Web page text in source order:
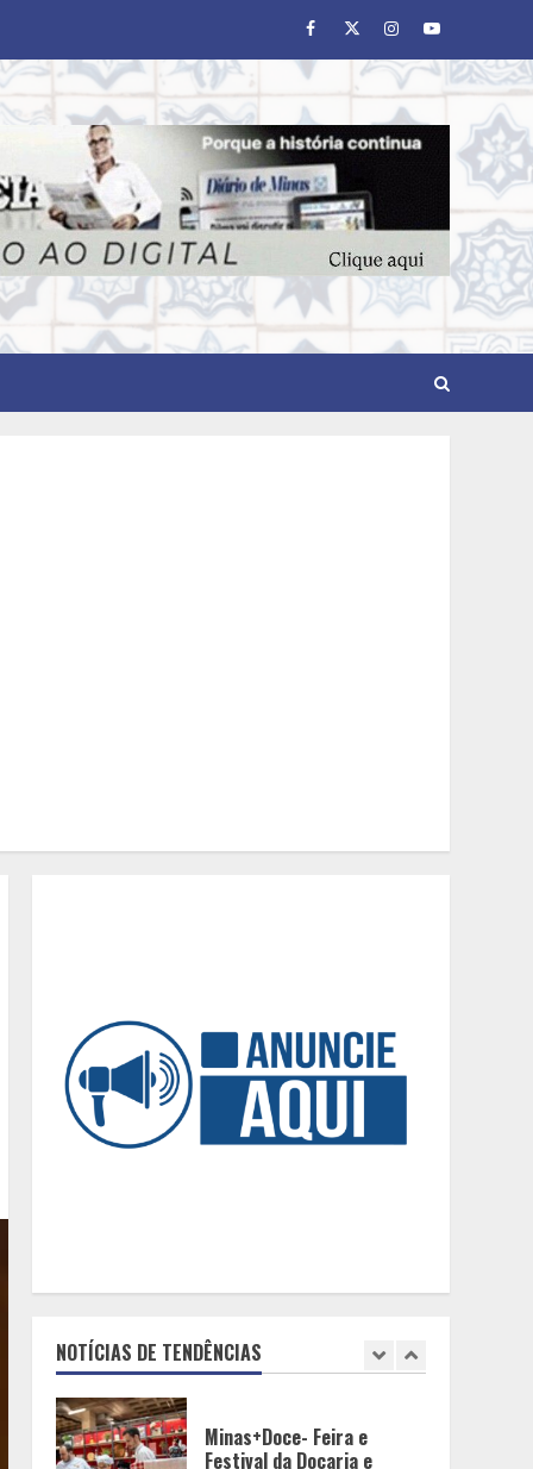
Facebook
TwitterInstagram
Youtube
NOTÍCIAS DE TENDÊNCIAS
5
Diário de Minas e Fundação
Museu Mariano Procópio
celebram um ano da coluna
“D. Pedro II – 200 anos”
com texto de Paulo
Rezzutti
1
2
Minas+Doce- Feira e